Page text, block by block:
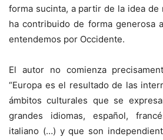
forma sucinta, a partir de la idea de
ha contribuido de forma generosa
entendemos por Occidente.
El autor no comienza
“Europa es el resultado de las
ámbitos culturales que se
grandes idiomas, español,
italiano (…) y que son